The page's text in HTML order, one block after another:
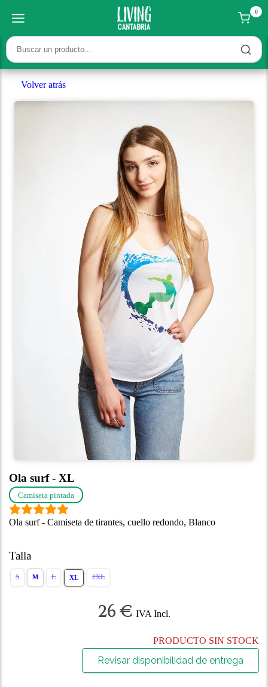
0
Volver atrás
Ola surf - XL
Camiseta pintada
Ola surf - Camiseta de tirantes, cuello redondo, Blanco
Talla
S M L XL 2XL
26 € IVA Incl.
PRODUCTO SIN STOCK
Revisar disponibilidad de entrega